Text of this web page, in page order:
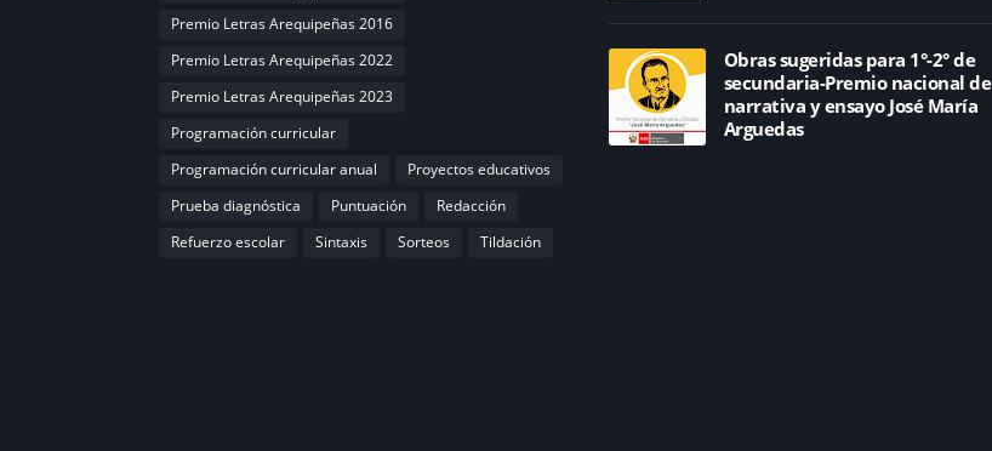
Premio Letras Arequipeñas 2016
Premio Letras Arequipeñas 2022
Premio Letras Arequipeñas 2023
Programación curricular
Programación curricular anual
Proyectos educativos
Prueba diagnóstica
Puntuación
Redacción
Refuerzo escolar
Sintaxis Sorteos Tildación
Obras sugeridas para 1°-2° de
secundaria-Premio nacional de
narrativa y ensayo José María
Arguedas